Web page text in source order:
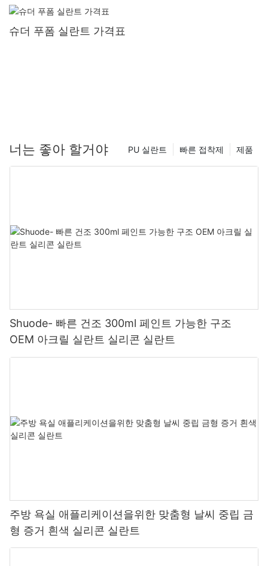
슈더 푸폼 실란트 가격표
너는 좋아 할거야 제품
빠른 접착제
PU 실란트
Shuode- 빠른 건조 300ml 페인트 가능한 구조
OEM 아크릴 실란트 실리콘 실란트
주방 욕실 애플리케이션을위한 맞춤형 날씨 중립 금
형 증거 흰색 실리콘 실란트